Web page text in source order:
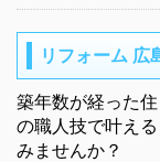
リフォーム 広
築年数が経った
の職人技で叶える
みませんか？